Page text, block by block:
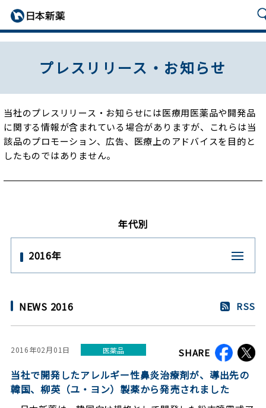
プレスリリース・お知らせ
当社のプレスリリース・お知らせには医療用医薬品や開発品
に関する情報が含まれている場合がありますが、
これらは当
該品のプロモーション、広告、医療上のアドバイスを目的と
したものではありません。
年代別
2016年
NEWS 2016 RSS
2016年02月01日 医薬品 SHARE
当社で開発したアレルギー性鼻炎治療剤が、導出先の
韓国、柳英（ユ・ヨン）製薬から発売されました